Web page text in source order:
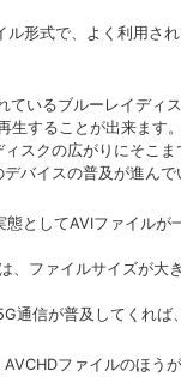
形式で、よく利用さ
ているブルーレイディ
生することが出来ま
スクの広がりにそこ
バイスの普及が進ん
としてAVIファイル
、ファイルサイズが
通信が普及してくれ
ファイルのほ